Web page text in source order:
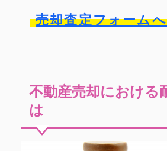
売却査定フォーム
不動産売却における
は